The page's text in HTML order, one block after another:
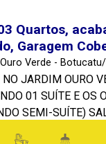
Quartos,
Garagem
Verde -
JARDIM OURO
01 SUÍTE E OS
SEMI-SUÍTE)
COBERTA